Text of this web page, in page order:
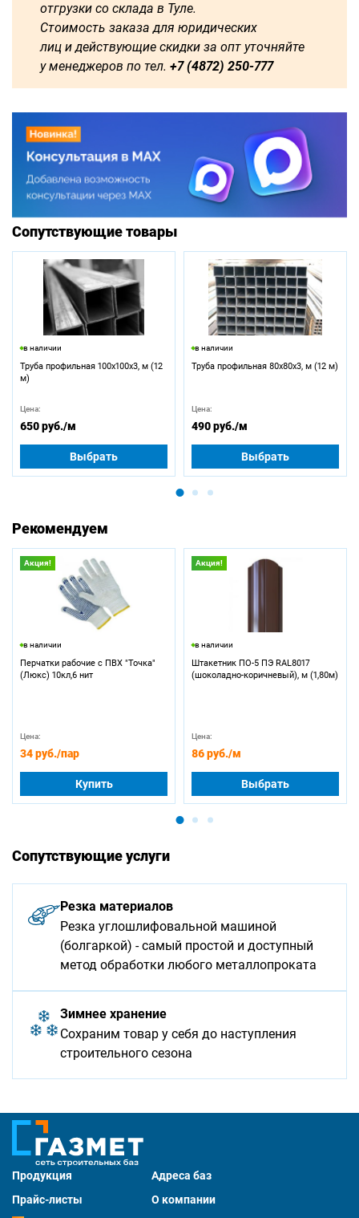
отгрузки со склада в Туле.
Стоимость заказа для юридических
лиц и действующие скидки за опт уточняйте
у менеджеров по тел. +7 (4872) 250-777
3500 3750 4000
4500 4750 5000 5250
Сопутствующие товары
в наличии
Труба профильная 100х100х3, м (12
м)
Цена:
650 руб./м
Выбрать
в наличии
Труба профильная 80х80х3, м (12 м)
Цена:
490 руб./м
Выбрать
Рекомендуем
Акция!
в наличии
Перчатки рабочие с ПВХ "Точка"
(Люкс) 10кл,6 нит
Цена:
34 руб./пар
Купить
Акция!
в наличии
Штакетник ПО-5 ПЭ RAL8017
(шоколадно-коричневый), м (1,80м)
Цена:
86 руб./м
Выбрать
Сопутствующие услуги
Резка материалов
Резка углошлифовальной машиной
(болгаркой) - самый простой и доступный
метод обработки любого металлопроката
Зимнее хранение
Сохраним товар у себя до наступления
строительного сезона
Продукция
Адреса баз
Прайс-листы
О компании